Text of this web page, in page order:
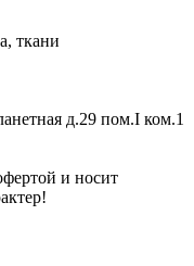
ткани
д.29 пом.I ком.1
и носит